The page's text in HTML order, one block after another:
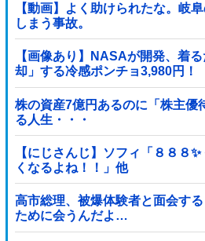
【動画】よく助けられたな。岐
しまう事故。
【画像あり】NASAが開発、着
却」する冷感ポンチョ3,980円！
株の資産7億円あるのに「株主優
る人生・・・
【にじさんじ】ソフィ「８８８
くなるよね！！」他
高市総理、被爆体験者と面会す
ために会うんだよ…